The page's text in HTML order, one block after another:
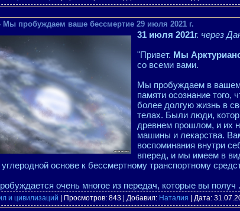
Мы пробуждаем ваше бессмертие 29 июля 2021 г.
31 июля 2021г. через
"Привет. Мы
со всеми вами.
Мы пробуждаем в вашем
памяти осознание того,
более долгую жизнь в
телах. Были люди,
древнем прошлом, и их
машины и лекарства.
воспоминания внутри
вперед, и мы имеем в
основе к бессмертному транспортному
очень многое из передач, которые вы получ
и цивилизаций | Просмотров: 843 | Добавил: Наталия | Дата: